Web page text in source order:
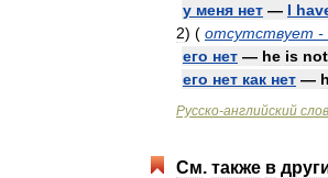
у меня нет — I
2) ( отсутствует -
его нет — he is not
его нет как нет —
Русско-английский
См. также в